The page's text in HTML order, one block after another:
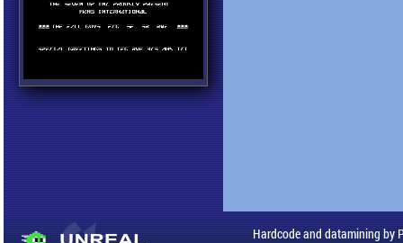
Hardcode and datamining by